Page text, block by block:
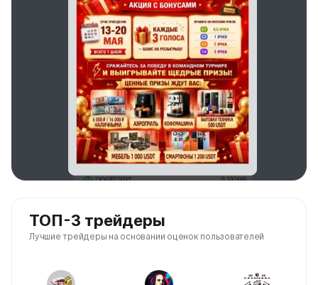
ТОП-3 трейдеры
Лучшие трейдеры на основании оценок пользователей